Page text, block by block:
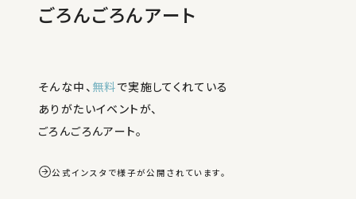
ごろんごろんアート
そんな中、 無料で実施してくれている
ありがたいイベントが、
ごろんごろんアート。
公式インスタで様子が公開されています。